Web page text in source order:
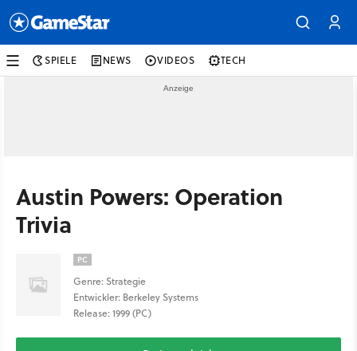
SPIELE NEWS VIDEOS TECH
Austin Powers: Operation
Trivia
PC
Genre: Strategie
Entwickler: Berkeley Systems
Release: 1999 (PC)